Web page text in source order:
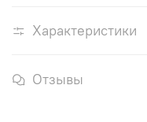
Характеристики
Отзывы